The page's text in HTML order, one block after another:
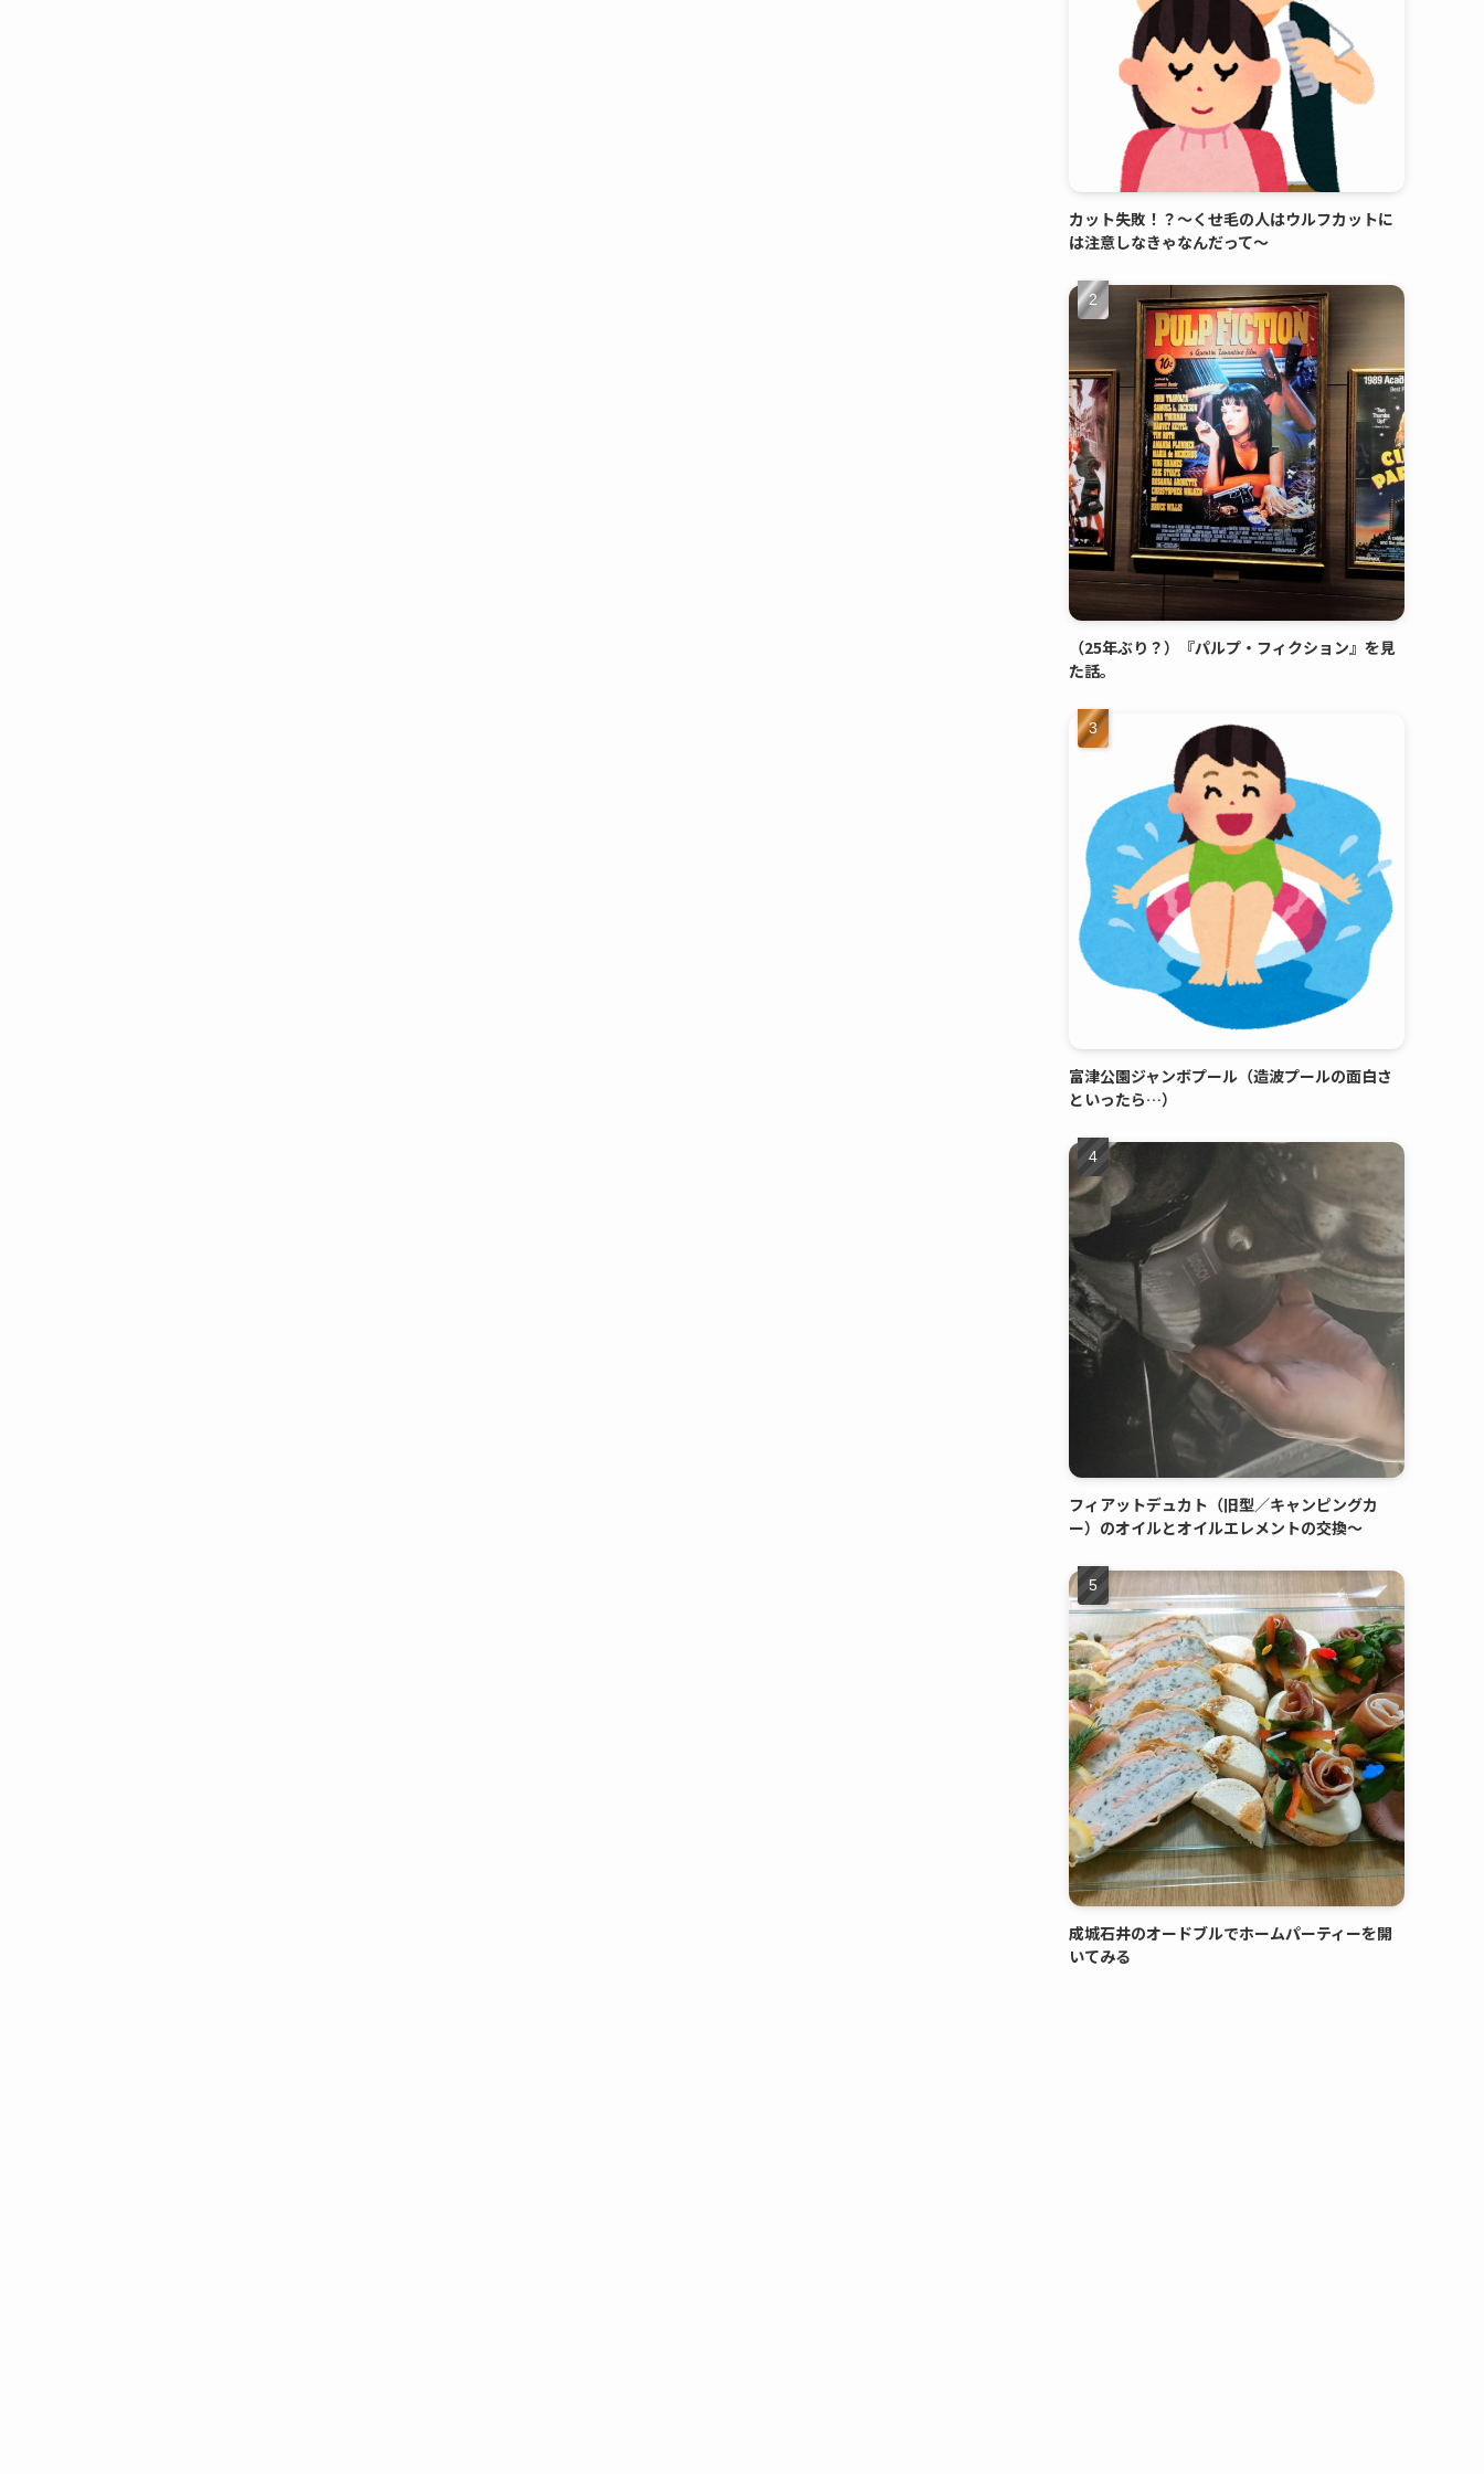
カット失敗！？～くせ毛の人はウルフカットに
は注意しなきゃなんだって～
（25年ぶり？）『パルプ・フィクション』を見
た話。
富津公園ジャンボプール（造波プールの面白さ
といったら…）
フィアットデュカト（旧型／キャンピングカ
ー）のオイルとオイルエレメントの交換～
成城石井のオードブルでホームパーティーを開
いてみる